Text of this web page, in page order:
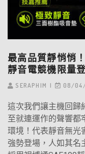
最高品質靜悄悄
靜音電競機限量
SERAPHIM 08/
這次我們讓主機回歸
至就連運作的聲響都
環境！代表靜音無光
強勢登場，人如其名